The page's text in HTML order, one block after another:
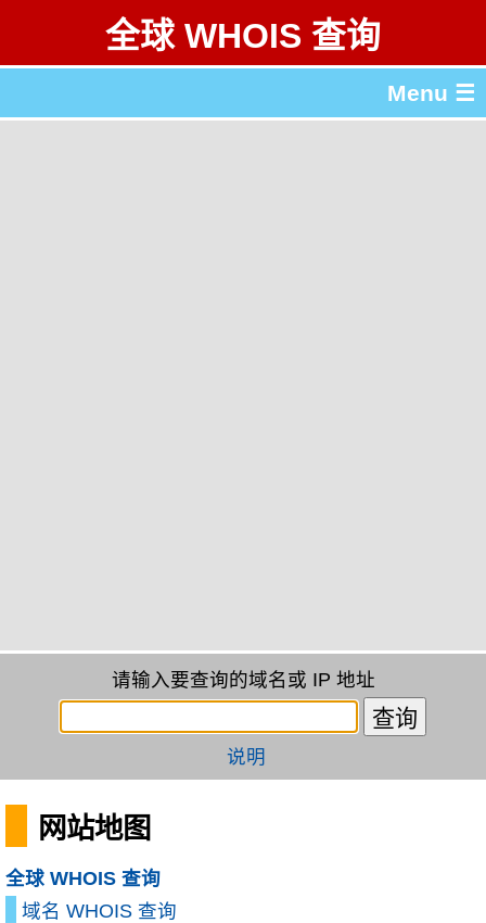
全球 WHOIS 查询
Menu ☰
请输入要查询的域名或 IP 地址
说明
网站地图
全球 WHOIS 查询
域名 WHOIS 查询